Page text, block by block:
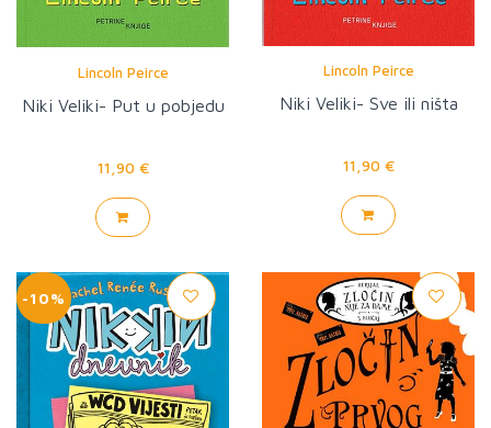
Lincoln Peirce
Niki Veliki- Put u pobjedu
11,90 €
Lincoln Peirce
Niki Veliki- Sve ili ništa
11,90 €
-10%